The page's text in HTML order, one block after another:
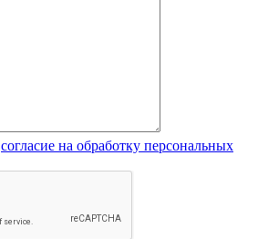
согласие на обработку персональных